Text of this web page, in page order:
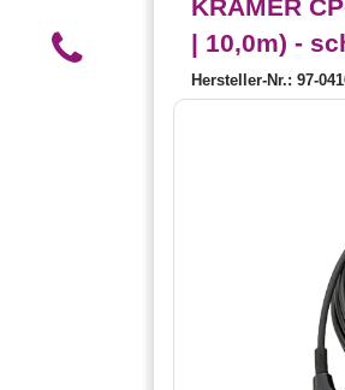
KRAMER
| 10,0m) -
Hersteller-Nr.: 97-